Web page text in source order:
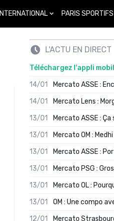
INTERNATIONAL PARIS SPORTIFS
L'ACTU EN DIRECT
Téléchargez l'appli
14/01
Mercato ASSE :
14/01
Mercato Lens :
13/01
Mercato ASSE :
13/01
Mercato OM :
13/01
Mercato ASSE :
13/01
Mercato PSG :
13/01
Mercato OL :
13/01
OM : Une compo
12/01
Mercato